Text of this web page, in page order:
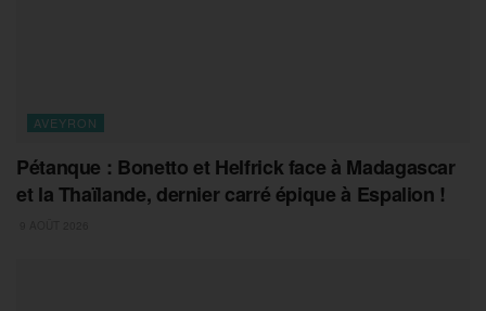
AVEYRON
Pétanque : Bonetto et Helfrick face à Madagascar
et la Thaïlande, dernier carré épique à Espalion !